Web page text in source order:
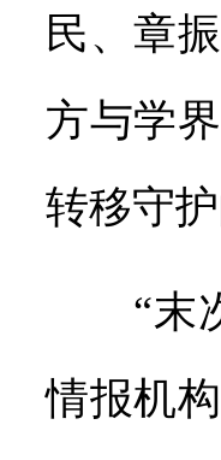
民、章
方与学
转移守
“末次
情报机